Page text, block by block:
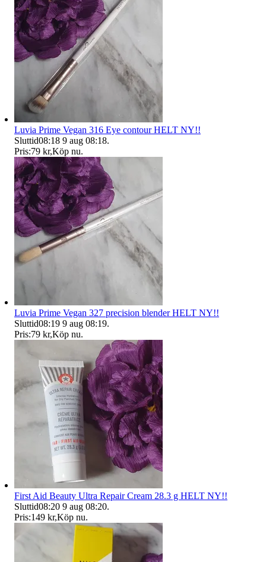
Luvia Prime Vegan 316 Eye contour HELT NY!!
Sluttid08:18 9 aug 08:18.
Pris:79 kr,Köp nu.
Luvia Prime Vegan 327 precision blender HELT NY!!
Sluttid08:19 9 aug 08:19.
Pris:79 kr,Köp nu.
First Aid Beauty Ultra Repair Cream 28.3 g HELT NY!!
Sluttid08:20 9 aug 08:20.
Pris:149 kr,Köp nu.